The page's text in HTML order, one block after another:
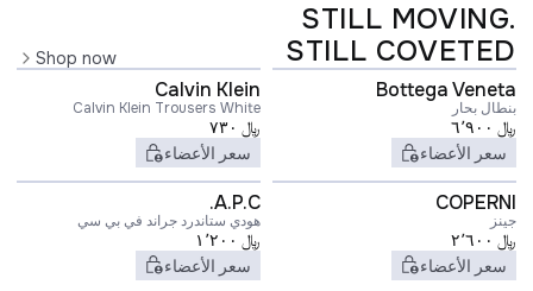
STILL MOVING.
STILL COVETED
Shop now
Bottega Veneta
بنطال بحار
﷼ ٦٬٩٠٠
سعر الأعضاء
Calvin Klein
Calvin Klein Trousers White
﷼ ٧٣٠
سعر الأعضاء
COPERNI
جينز
﷼ ٢٬٦٠٠
سعر الأعضاء
A.P.C.
هودي ستاندرد جراند في بي سي
﷼ ١٬٢٠٠
سعر الأعضاء